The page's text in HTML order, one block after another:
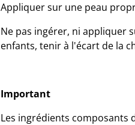
Appliquer sur une peau
Ne pas ingérer, ni appliquer
enfants, tenir à l'écart de la
Important
Les ingrédients composants